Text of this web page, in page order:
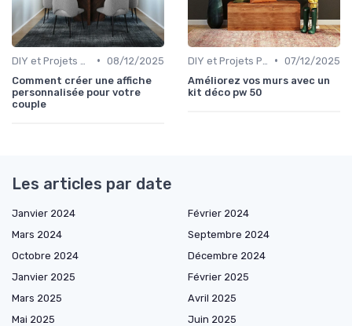
• 08/12/2025
Comment créer une affiche
personnalisée pour votre
couple
• 07/12/2025
Améliorez vos murs avec un
kit déco pw 50
Les articles par date
Janvier 2024
Février 2024
Mars 2024
Septembre 2024
Octobre 2024
Décembre 2024
Janvier 2025
Février 2025
Mars 2025
Avril 2025
Mai 2025
Juin 2025